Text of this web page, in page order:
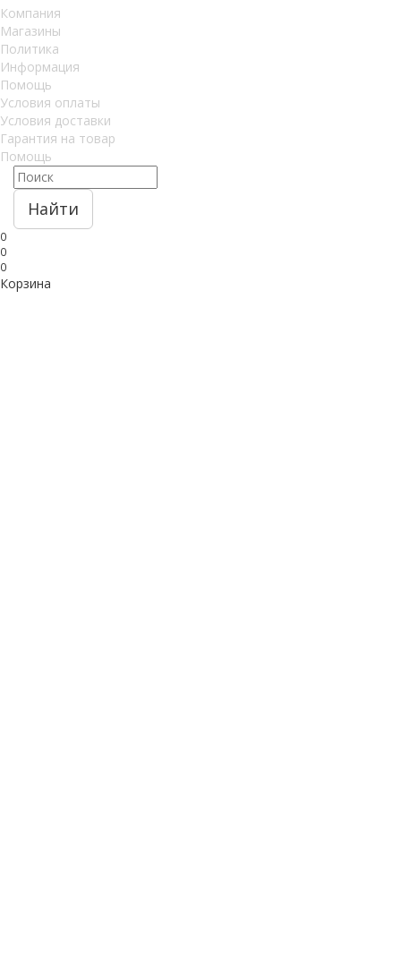
Компания
Магазины
Политика
Информация
Помощь
Условия оплаты
Условия доставки
Гарантия на товар
Помощь
Найти
0
0
0
Корзина